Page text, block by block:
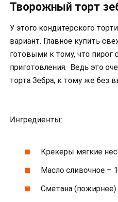
Творожный торт
У этого кондитерского
вариант. Главное купить
готовыми к тому, что пирог
приготовления. Ведь это
торта Зебра, к тому же без
Ингредиенты:
Крекеры мягкие
Масло сливочное –
Сметана (пожирнее)